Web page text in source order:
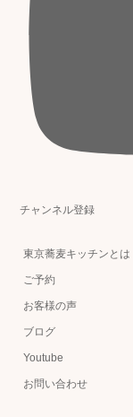
チャンネル登録
東京蕎麦キッチンとは
ご予約
お客様の声
ブログ
Youtube
お問い合わせ